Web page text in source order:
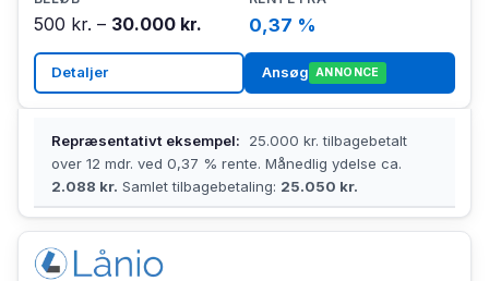
500 kr. – 30.000 kr. 0,37 %
Detaljer Ansøg ANNONCE
Repræsentativt eksempel:
25.000 kr. tilbagebetalt
over 12 mdr. ved 0,37 % rente. Månedlig ydelse ca.
2.088 kr. Samlet tilbagebetaling: 25.050 kr.